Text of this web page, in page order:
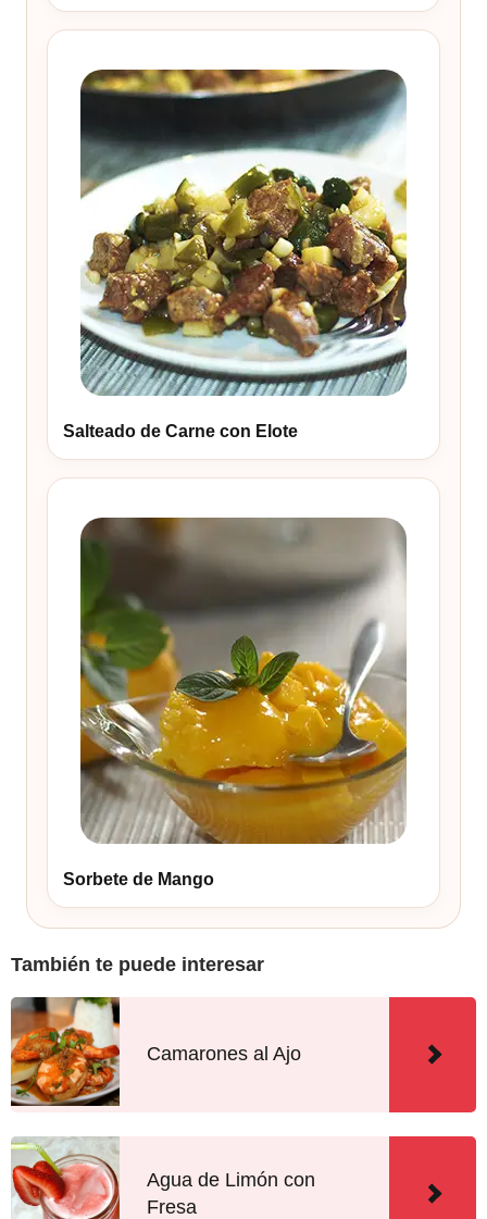
Salteado de Carne con Elote
Sorbete de Mango
También te puede interesar
Camarones al Ajo
Agua de Limón con
Fresa